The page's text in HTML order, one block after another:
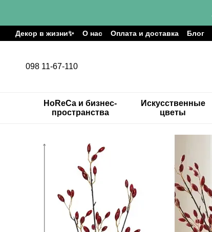
Декор в жизни✨ О нас Оплата и доставка Блог
098 11-67-110
HoReCa и бизнес-
пространства
Искусственные
цветы